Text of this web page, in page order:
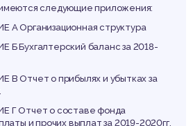
следующие приложения:
Организационная структура
Бухгалтерский баланс за 2018-
Отчет о прибылях и убытках за
Г Отчет о составе фонда
и прочих выплат за 2019-2020гг.